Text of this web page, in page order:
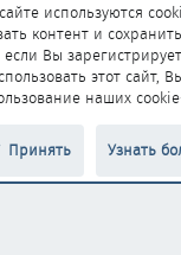
и правила
Помощь
Перевод от Jumuro®
используются
контент и
если Вы
этот сайт,
наших
Принять Узнать